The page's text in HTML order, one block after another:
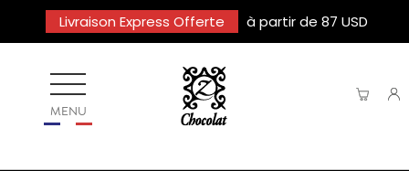
Livraison Express Offerte à partir de 87 USD
MENU